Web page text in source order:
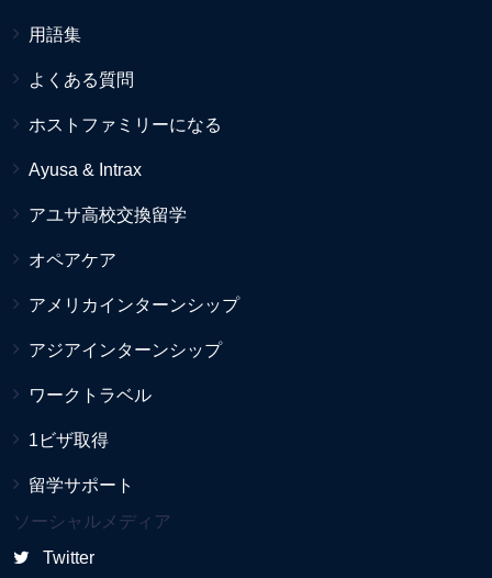
用語集
よくある質問
ホストファミリーになる
Ayusa & Intrax
アユサ高校交換留学
オペアケア
アメリカインターンシップ
アジアインターンシップ
ワークトラベル
1ビザ取得
留学サポート
ソーシャルメディア
Twitter